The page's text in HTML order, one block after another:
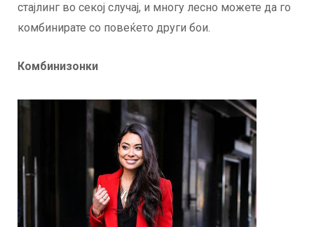
стајлинг во секој случај, и многу лесно можете да го
комбинирате со повеќето други бои.
Комбинизонки